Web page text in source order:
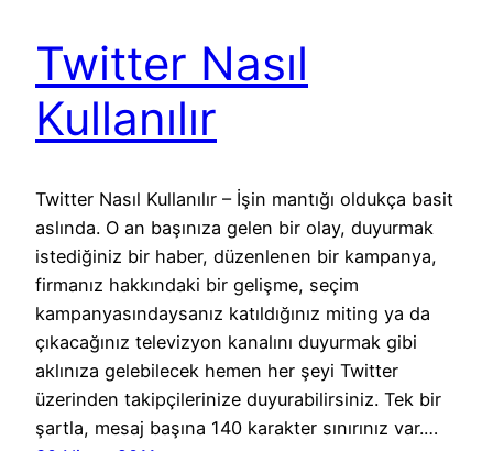
Twitter Nasıl
Kullanılır
Twitter Nasıl Kullanılır – İşin mantığı oldukça basit
aslında. O an başınıza gelen bir olay, duyurmak
istediğiniz bir haber, düzenlenen bir kampanya,
firmanız hakkındaki bir gelişme, seçim
kampanyasındaysanız katıldığınız miting ya da
çıkacağınız televizyon kanalını duyurmak gibi
aklınıza gelebilecek hemen her şeyi Twitter
üzerinden takipçilerinize duyurabilirsiniz. Tek bir
şartla, mesaj başına 140 karakter sınırınız var.…